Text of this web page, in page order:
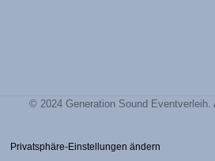
© 2024 Generation Sound Eventverleih.
Privatsphäre-Einstellungen ändern